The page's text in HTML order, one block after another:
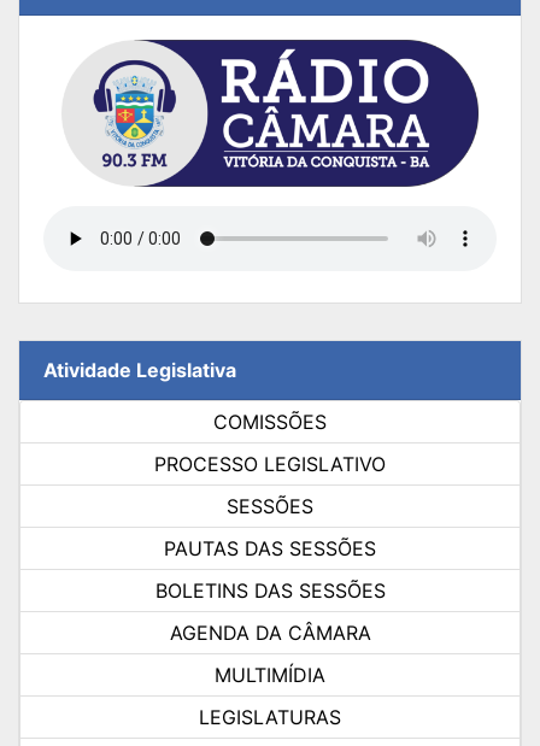
Atividade Legislativa
COMISSÕES
PROCESSO LEGISLATIVO
SESSÕES
PAUTAS DAS SESSÕES
BOLETINS DAS SESSÕES
AGENDA DA CÂMARA
MULTIMÍDIA
LEGISLATURAS